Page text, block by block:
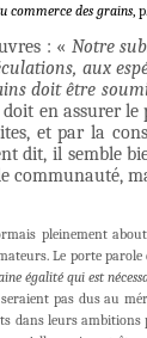
commerce des grains,
: « Notre
aux
doit être
en assurer le
et par la
dit, il semble
pleinement
Le porte
égalité qui est
pas dus au
dans leurs ambitions